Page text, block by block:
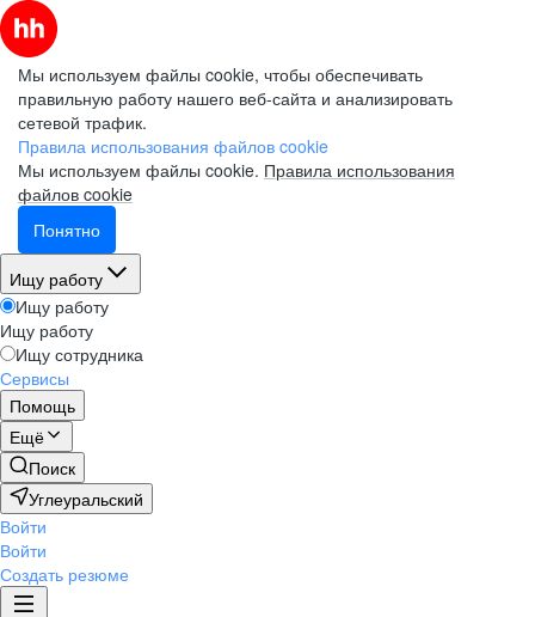
Мы используем файлы cookie, чтобы обеспечивать
правильную работу нашего веб-сайта и анализировать
сетевой трафик.
Правила использования файлов cookie
Мы используем файлы cookie. Правила использования
файлов cookie
Понятно
Ищу работу
Ищу работу
Ищу работу
Ищу сотрудника
Сервисы
Помощь
Ещё
Поиск
Углеуральский
Войти
Войти
Создать резюме